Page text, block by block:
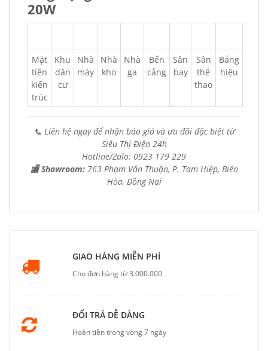
20W
Mặt
tiền
kiến
trúc
Khu
dân
cư
Nhà
máy
Nhà
kho
Nhà
ga
Bến
cảng
Sân
bay
Sân
thể
thao
Bảng
hiệu
📞 Liên hệ ngay để nhận báo giá và ưu đãi đặc biệt từ
Siêu Thị Điện 24h
Hotline/Zalo: 0923 179 229
🏬 Showroom: 763 Phạm Văn Thuận, P. Tam Hiệp, Biên
Hòa, Đồng Nai
GIAO HÀNG MIỄN PHÍ
Cho đơn hàng từ 3.000.000
ĐỔI TRẢ DỄ DÀNG
Hoàn tiền trong vòng 7 ngày